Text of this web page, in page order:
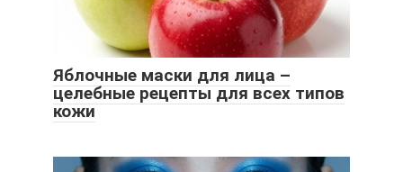
Яблочные маски для лица –
целебные рецепты для всех типов
кожи